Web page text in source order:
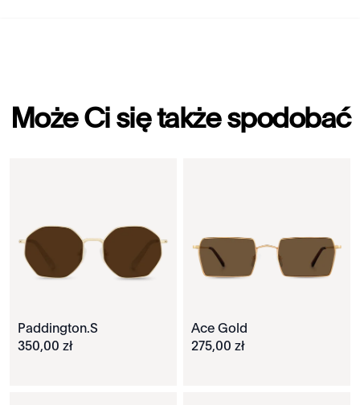
Może Ci się także spodobać
Paddington.S
350,00 zł
Ace Gold
275,00 zł